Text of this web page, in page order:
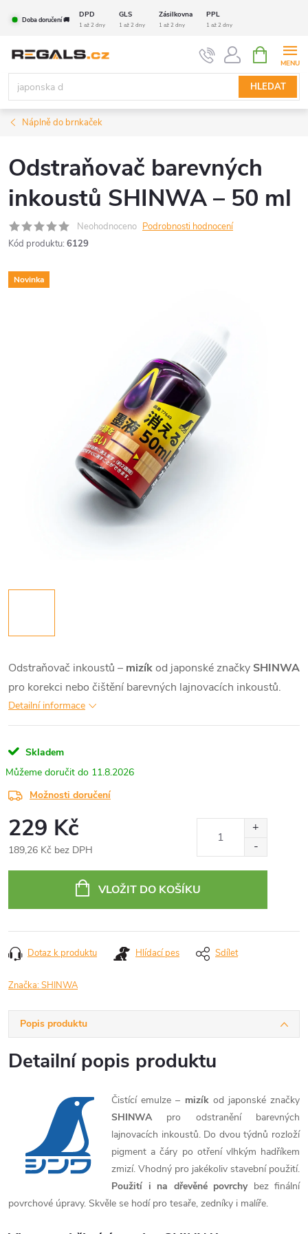
Doba doručení 🚚
DPD GLS Zásilkovna PPL
1 až 2 dny 1 až 2 dny 1 až 2 dny 1 až 2 dny
HLEDAT
NÁKUPNÍ
KOŠÍK
Náplně do brnkaček
Odstraňovač barevných
inkoustů SHINWA – 50 ml
Neohodnoceno Podrobnosti hodnocení
Kód produktu: 6129
Novinka
Odstraňovač inkoustů – mizíkod japonské značky SHINWA
pro korekci nebo čištění barevných lajnovacích inkoustů.
Detailní informace
Skladem
11.8.2026
Možnosti doručení
229 Kč
189,26 Kč bez DPH
VLOŽIT DO KOŠÍKU
Dotaz k produktu Hlídací pes Sdílet
Značka:SHINWA
Popis produktu
Detailní popis produktu
Čistící emulze – mizíkod japonské značky
SHINWApro odstranění barevných
lajnovacích inkoustů. Do dvou týdnů rozloží
pigment a čáry po otření vlhkým hadříkem
zmizí. Vhodný pro jakékoliv stavební použití.
Použití i na dřevěné povrchybez finální
povrchové úpravy. Skvěle se hodí pro tesaře, zedníky i malíře.